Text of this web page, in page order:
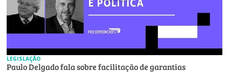
LEGISLAÇÃO
Paulo Delgado fala sobre facilitação de garantias